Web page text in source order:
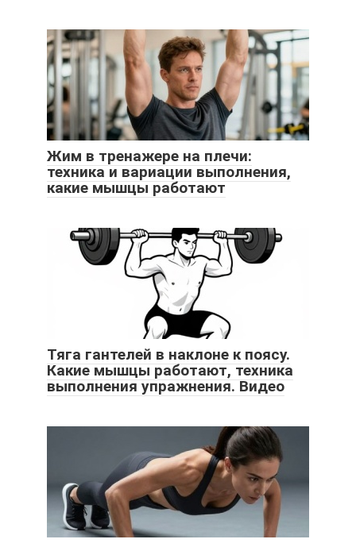
Жим в тренажере на плечи:
техника и вариации выполнения,
какие мышцы работают
Тяга гантелей в наклоне к поясу.
Какие мышцы работают, техника
выполнения упражнения. Видео